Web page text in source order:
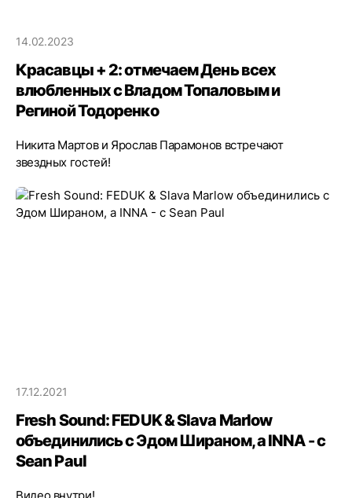
14.02.2023
Красавцы + 2: отмечаем День всех
влюбленных с Владом Топаловым и
Региной Тодоренко
Никита Мартов и Ярослав Парамонов встречают
звездных гостей!
17.12.2021
Fresh Sound: FEDUK & Slava Marlow
объединились с Эдом Шираном, а INNA - c
Sean Paul